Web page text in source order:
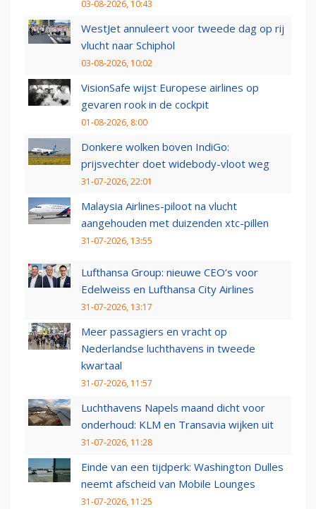
03-08-2026, 10:43
WestJet annuleert voor tweede dag op rij
vlucht naar Schiphol
03-08-2026, 10:02
VisionSafe wijst Europese airlines op
gevaren rook in de cockpit
01-08-2026, 8:00
Donkere wolken boven IndiGo:
prijsvechter doet widebody-vloot weg
31-07-2026, 22:01
Malaysia Airlines-piloot na vlucht
aangehouden met duizenden xtc-pillen
31-07-2026, 13:55
Lufthansa Group: nieuwe CEO’s voor
Edelweiss en Lufthansa City Airlines
31-07-2026, 13:17
Meer passagiers en vracht op
Nederlandse luchthavens in tweede
kwartaal
31-07-2026, 11:57
Luchthavens Napels maand dicht voor
onderhoud: KLM en Transavia wijken uit
31-07-2026, 11:28
Einde van een tijdperk: Washington Dulles
neemt afscheid van Mobile Lounges
31-07-2026, 11:25